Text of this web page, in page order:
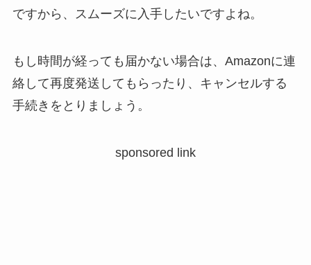
ですから、スムーズに入手したいですよね。
もし時間が経っても届かない場合は、Amazonに連
絡して再度発送してもらったり、キャンセルする
手続きをとりましょう。
sponsored link